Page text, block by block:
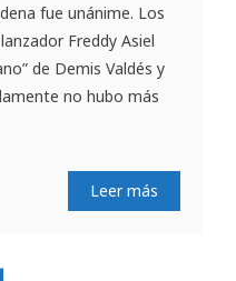
fue unánime. Los
Freddy Asiel
de Demis Valdés y
no hubo más
Leer más